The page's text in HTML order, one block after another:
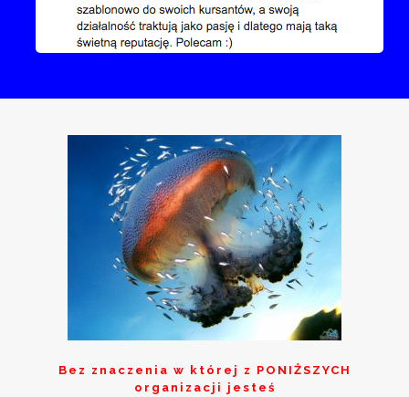
Bez znaczenia w której z PONIŻSZYCH
organizacji jesteś